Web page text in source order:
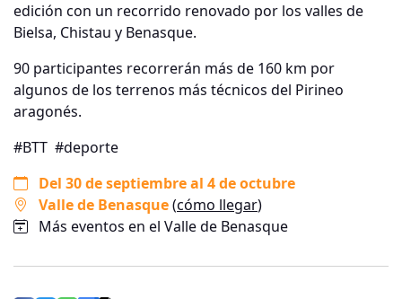
edición con un recorrido renovado por los valles de
Bielsa, Chistau y Benasque.
90 participantes recorrerán más de 160 km por
algunos de los terrenos más técnicos del Pirineo
aragonés.
#BTT #deporte
Del 30 de septiembre al 4 de octubre
Valle de Benasque(cómo llegar)
Más eventos en el Valle de Benasque